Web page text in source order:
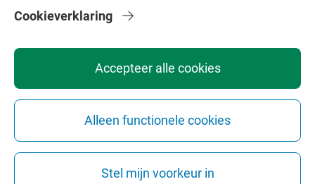
Journalistiek
journalistieke vaardigheden en begrijp je de rol van
journalist binnen het veranderende
medialandschap.
NL
30 EC
School der Geesteswetenschappen/Faculteit der
Sociale en Geesteswetenschappen
Accepteer alle cookies
Alleen functionele cookies
Stel mijn voorkeur in
Cookieverklaring